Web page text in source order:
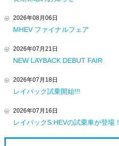
2026年08月06日
MHEV ファイナルフェア
2026年07月21日
NEW LAYBACK DEBUT FAIR
2026年07月18日
レイバック試乗開始!!!
2026年07月16日
レイバックS:HEVの試乗車が登場！